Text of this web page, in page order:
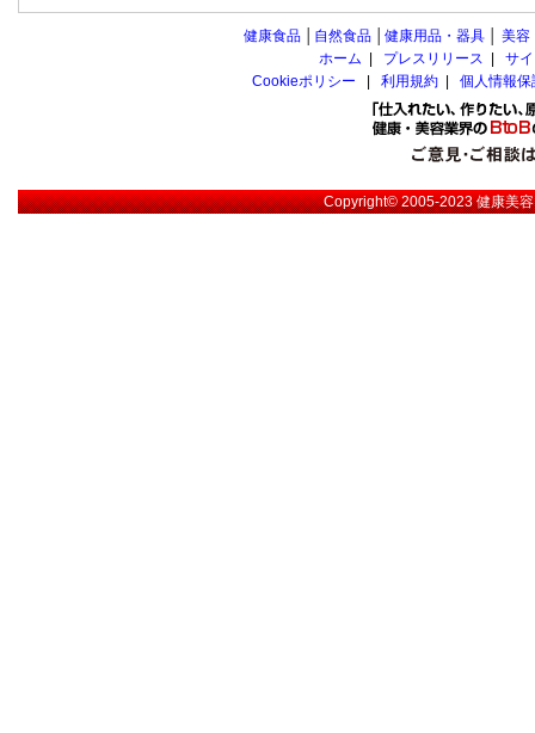
健康食品 自然食品 健康用品・器具 美容
ホーム
プレスリリース
サ
Cookieポリシー
利用規約 個人情報
Copyright© 2005-2023健康美